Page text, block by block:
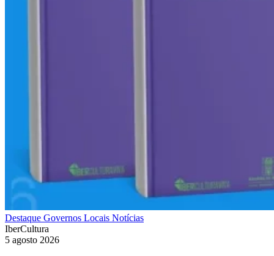
Destaque Governos Locais Notícias
IberCultura
5 agosto 2026